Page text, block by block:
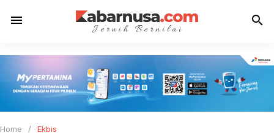
menu search
Home / Ekbis